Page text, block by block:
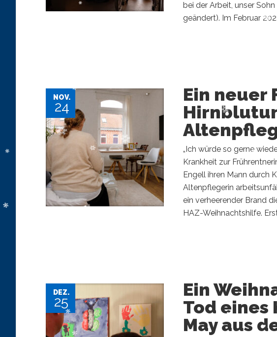
bei der Arbeit, unser
geändert). Im Februar
NOV.
24
Ein neuer
„Ich würde so gerne
Krankheit zur
Engell ihren Mann durch
Altenpflegerin
ein verheerender Brand
HAZ-Weihnachtshilfe.
DEZ.
25
Ein
Tod eines
May aus